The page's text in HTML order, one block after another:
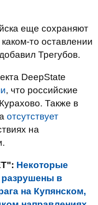
еще сохраняют
то оставлении
Трегубов.
DeepState
, что российские
Также в
отсутствует
на
Некоторые
в
на Купянском,